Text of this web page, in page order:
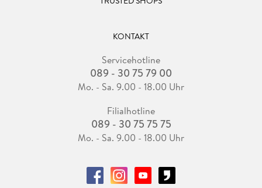
KONTAKT
Servicehotline
089 - 30 75 79 00
Mo. - Sa. 9.00 - 18.00 Uhr
Filialhotline
089 - 30 75 75 75
Mo. - Sa. 9.00 - 18.00 Uhr